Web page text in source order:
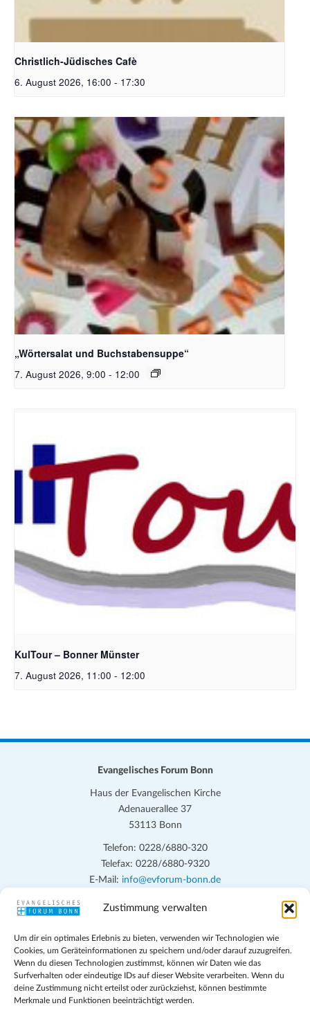
Zustimmung verwalten
Um dir ein optimales Erlebnis zu bieten, verwenden wir Technologien wie
Cookies, um Geräteinformationen zu speichern und/oder darauf zuzugreifen.
Wenn du diesen Technologien zustimmst, können wir Daten wie das
Surfverhalten oder eindeutige IDs auf dieser Website verarbeiten. Wenn du
deine Zustimmung nicht erteilst oder zurückziehst, können bestimmte
Merkmale und Funktionen beeinträchtigt werden.
Christlich-Jüdisches Cafè
6. August 2026, 16:00 - 17:30
Bildquelle_ Pixabay Free_Christoph Meinersmann
„Wörtersalat und Buchstabensuppe“
7. August 2026, 9:00 - 12:00
KulTour – Bonner Münster
7. August 2026, 11:00 - 12:00
Evangelisches Forum Bonn
Haus der Evangelischen Kirche
Adenauerallee 37
53113 Bonn
Telefon: 0228/6880-320
Telefax: 0228/6880-9320
E-Mail: info@evforum-bonn.de
Das Evangelische Forum Bonn will in seinen zentralen
persönlichen, beruflichen, kirchlichen und öffentlichen Lebens
eingehen, zu offener Begegnung und ehrlicher Auseinandersetzung
anregen und mithelfen, aus der Verheißung des Evangeliums heraus
im individuellen und gesellschaftlichen Leben verantwortlich zu
denken, zu reden und zu handeln.